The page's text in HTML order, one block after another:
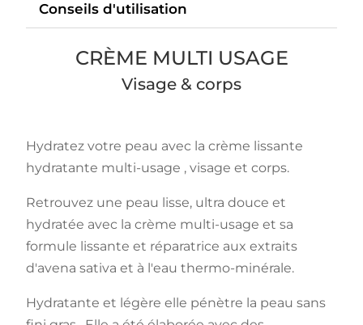
Conseils d'utilisation
CRÈME MULTI USAGE
Visage & corps
Hydratez votre peau avec la crème lissante
hydratante multi-usage , visage et corps.
Retrouvez une peau lisse, ultra douce et
hydratée avec la crème multi-usage et sa
formule lissante et réparatrice aux extraits
d'avena sativa et à l'eau thermo-minérale.
Hydratante et légère elle pénètre la peau sans